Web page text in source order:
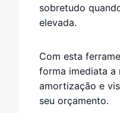
sobretudo
elevada.
Com esta
forma imediata a
amortização e
seu orçamento.